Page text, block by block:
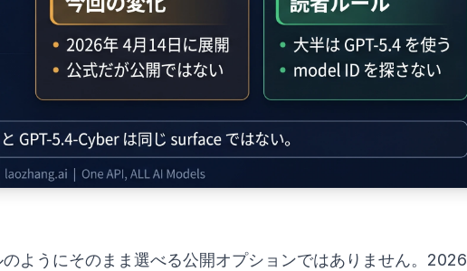
ようにそのまま選べる公開オプションではありません。